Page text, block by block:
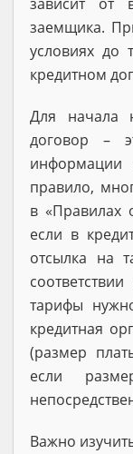
заемщика.
условиях до
кредитном
Для начала
договор –
информации
правило,
в «Правилах
если в
отсылка на
тарифы
кредитная
(размер
если
Важно